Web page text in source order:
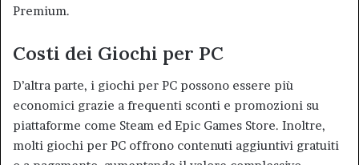
Premium.
Costi dei Giochi per PC
D’altra parte, i giochi per PC possono essere più
economici grazie a frequenti sconti e promozioni su
piattaforme come Steam ed Epic Games Store. Inoltre,
molti giochi per PC offrono contenuti aggiuntivi gratuiti